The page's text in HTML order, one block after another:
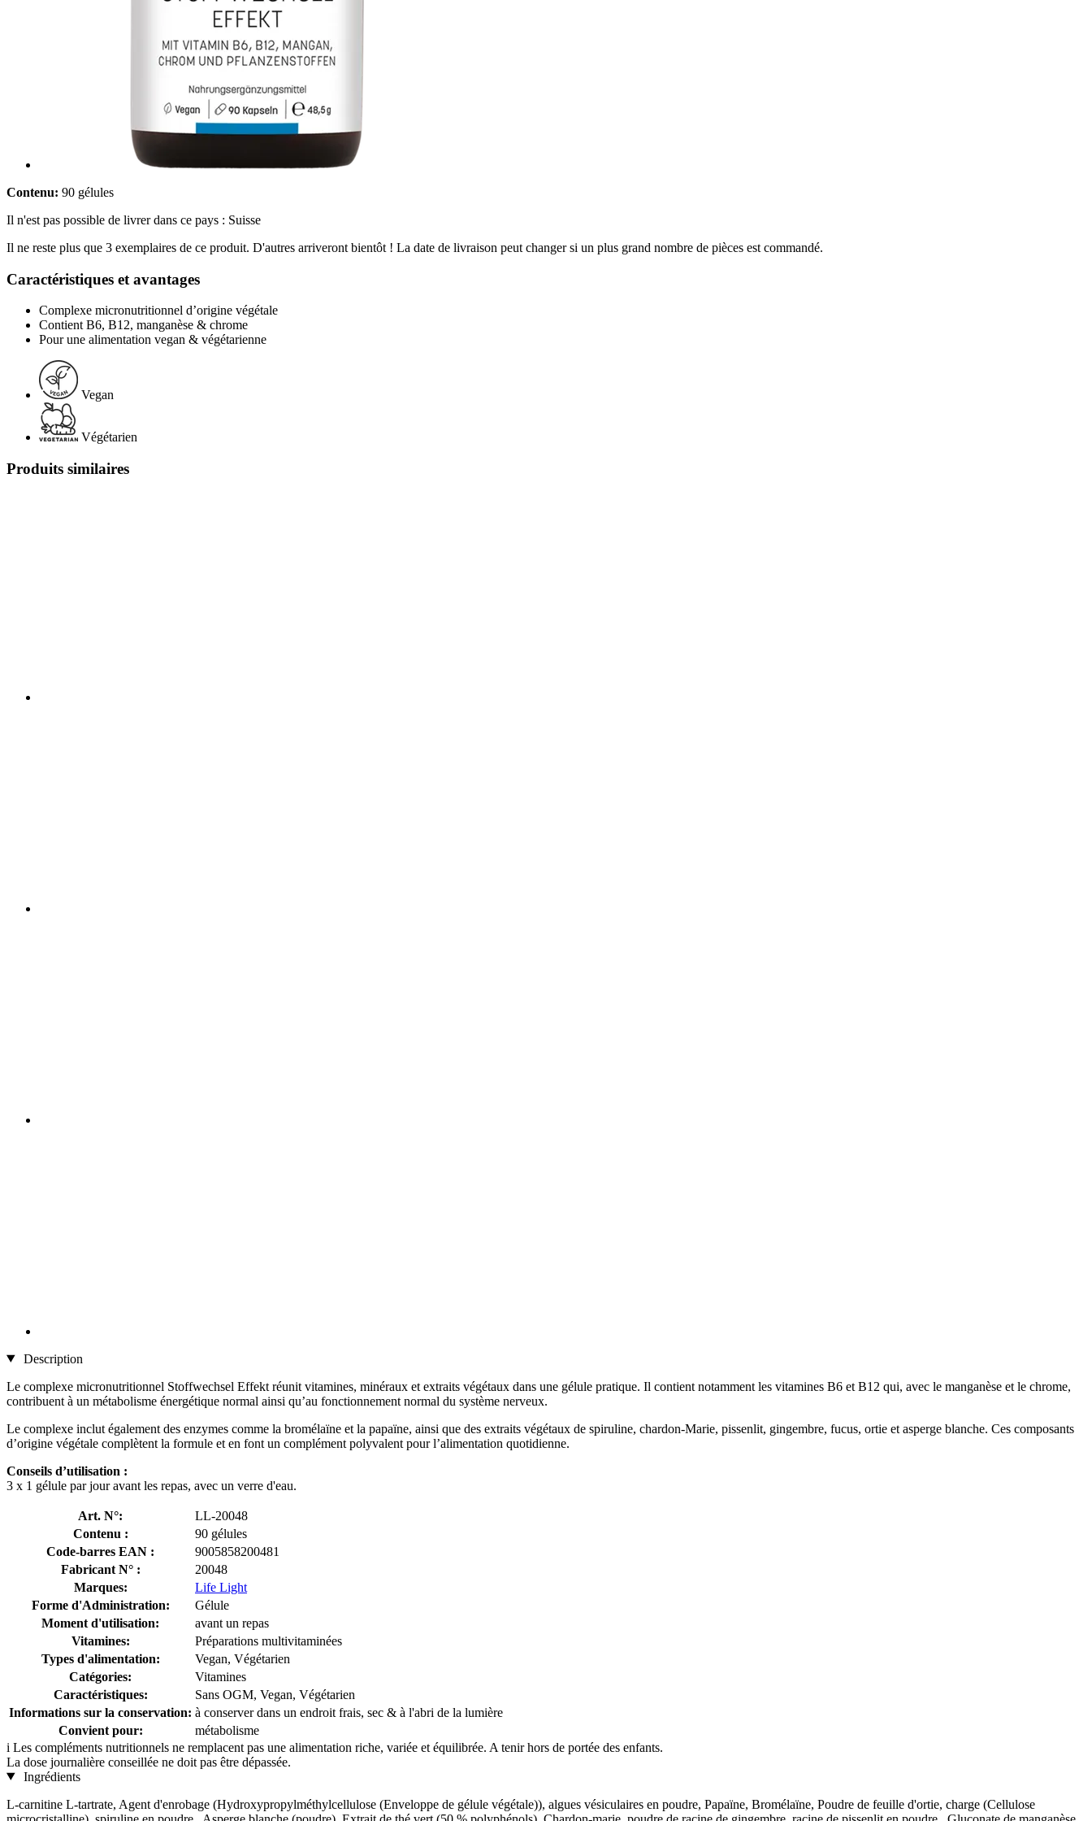
Contenu: 90 gélules
Il n'est pas possible de livrer dans ce pays : Suisse
Il ne reste plus que 3 exemplaires de ce produit. D'autres arriveront bientôt ! La date de livraison peut changer si un plus grand nombre de pièces est commandé.
Caractéristiques et avantages
Complexe micronutritionnel d’origine végétale
Contient B6, B12, manganèse & chrome
Pour une alimentation vegan & végétarienne
Vegan
Végétarien
Produits similaires
Description
Le complexe micronutritionnel Stoffwechsel Effekt réunit vitamines, minéraux et extraits végétaux dans une gélule pratique. Il contient notamment les vitamines B6 et B12 qui, avec le manganèse et le chrome,
contribuent à un métabolisme énergétique normal ainsi qu’au fonctionnement normal du système nerveux.
Le complexe inclut également des enzymes comme la bromélaïne et la papaïne, ainsi que des extraits végétaux de spiruline, chardon-Marie, pissenlit, gingembre, fucus, ortie et asperge blanche. Ces composants
d’origine végétale complètent la formule et en font un complément polyvalent pour l’alimentation quotidienne.
Conseils d’utilisation :
3 x 1 gélule par jour avant les repas, avec un verre d'eau.
Art. N°:
LL-20048
Contenu :
90 gélules
Code-barres EAN :
9005858200481
Fabricant N° :
20048
Marques:
Life Light
Forme d'Administration:
Gélule
Moment d'utilisation:
avant un repas
Vitamines:
Préparations multivitaminées
Types d'alimentation:
Vegan, Végétarien
Catégories:
Vitamines
Caractéristiques:
Sans OGM, Vegan, Végétarien
Informations sur la conservation: à conserver dans un endroit frais, sec & à l'abri de la lumière
Convient pour:
métabolisme
i Les compléments nutritionnels ne remplacent pas une alimentation riche, variée et équilibrée. A tenir hors de portée des enfants.
La dose journalière conseillée ne doit pas être dépassée.
Ingrédients
L-carnitine L-tartrate, Agent d'enrobage (Hydroxypropylméthylcellulose (Enveloppe de gélule végétale)), algues vésiculaires en poudre, Papaïne, Bromélaïne, Poudre de feuille d'ortie, charge (Cellulose